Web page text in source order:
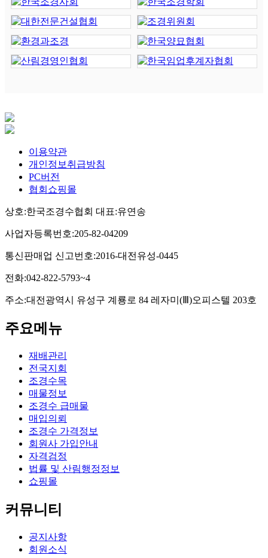
이용약관
개인정보취급방침
PC버전
협회쇼핑몰
상호:한국조경수협회 대표:유연송
사업자등록번호:205-82-04209
통신판매업 신고번호:2016-대전유성-0445
전화:042-822-5793~4
주소:대전광역시 유성구 계룡로 84 레자미(Ⅲ)오피스텔 203호
주요메뉴
재배관리
전국지회
조경수목
매물정보
조경수 급매물
매입의뢰
조경수 가격정보
회원사 가입안내
자격검정
법률 및 산림행정정보
쇼핑몰
커뮤니티
공지사항
회원소식